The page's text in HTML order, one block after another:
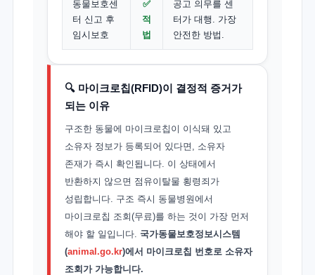
동물보호센
터 신고 후
임시보호
✅
적
법
공고 의무를 센
터가 대행. 가장
안전한 방법.
🔍 마이크로칩(RFID)이 결정적 증거가
되는 이유
구조한 동물에 마이크로칩이 이식돼 있고
소유자 정보가 등록되어 있다면, 소유자
존재가 즉시 확인됩니다. 이 상태에서
반환하지 않으면 점유이탈물 횡령죄가
성립합니다. 구조 즉시 동물병원에서
마이크로칩 조회(무료)를 하는 것이 가장 먼저
해야 할 일입니다. 국가동물보호정보시스템
(animal.go.kr)에서 마이크로칩 번호로 소유자
조회가 가능합니다.